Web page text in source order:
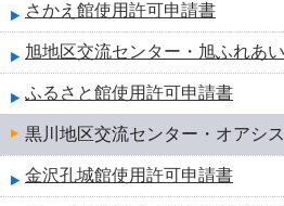
さかえ館使用許可申請書
旭地区交流センター・旭ふれあ
ふるさと館使用許可申請書
黒川地区交流センター・オアシ
金沢孔城館使用許可申請書